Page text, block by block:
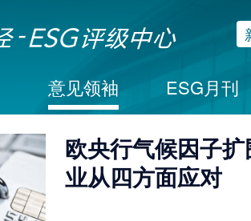
意见领袖 ESG月刊
欧央行气候因子
业从四方面应对